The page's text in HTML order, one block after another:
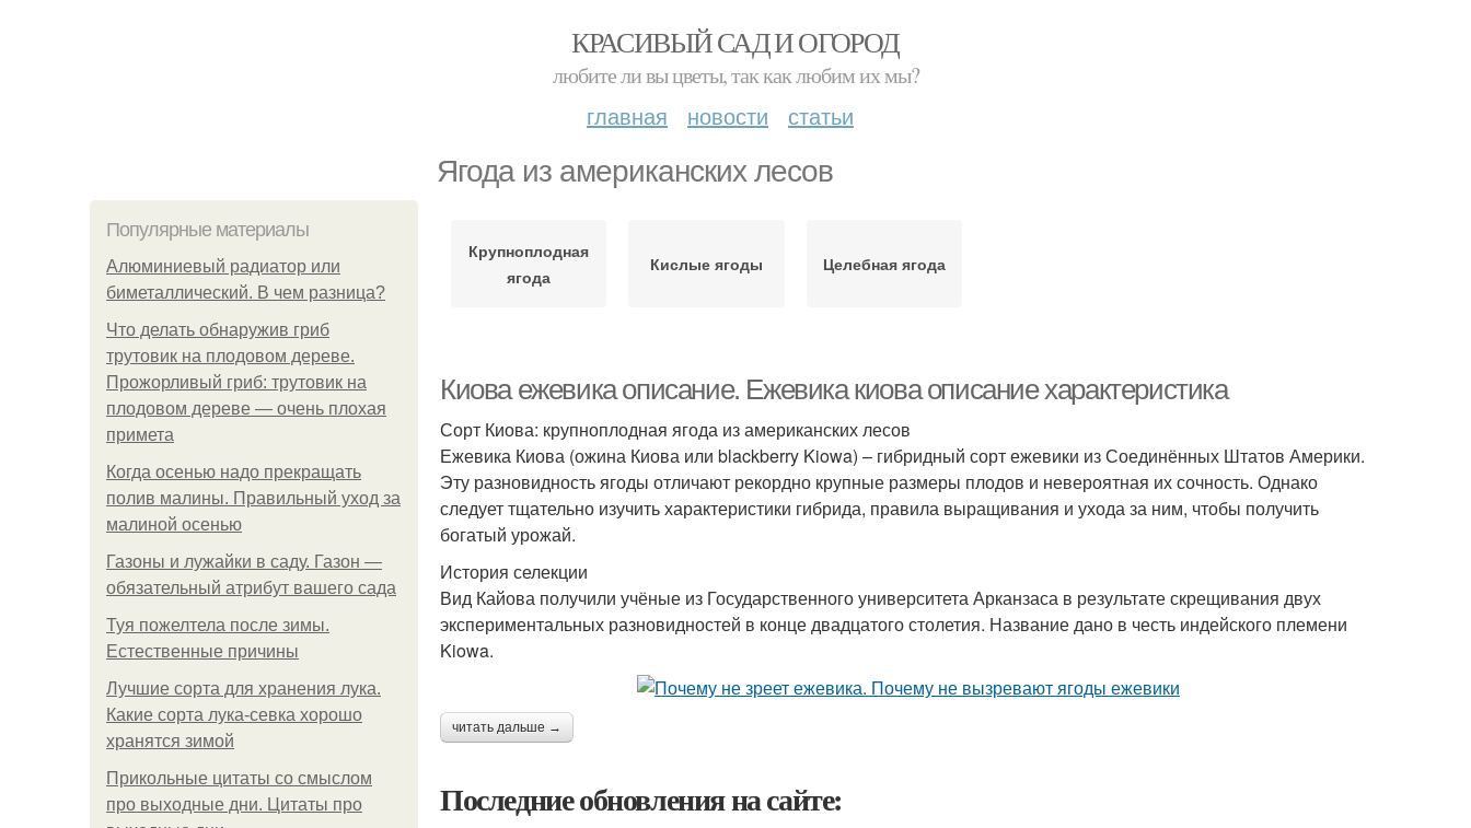
КРАСИВЫЙ САД И ОГОРОД
любите ли вы цветы, так как любим их мы?
главная новости статьи
Ягода из американских лесов
Популярные материалы
Алюминиевый радиатор или
биметаллический. В чем разница?
Что делать обнаружив гриб
трутовик на плодовом дереве.
Прожорливый гриб: трутовик на
плодовом дереве — очень плохая
примета
Когда осенью надо прекращать
полив малины. Правильный уход за
малиной осенью
Газоны и лужайки в саду. Газон —
обязательный атрибут вашего сада
Туя пожелтела после зимы.
Естественные причины
Лучшие сорта для хранения лука.
Какие сорта лука-севка хорошо
хранятся зимой
Прикольные цитаты со смыслом
про выходные дни. Цитаты про
Крупноплодная
ягода
Кислые ягоды Целебная ягода
Киова ежевика описание. Ежевика киова описание характеристика
Сорт Киова: крупноплодная ягода из американских лесов
Ежевика Киова (ожина Киова или blackberry Kiowa) – гибридный сорт ежевики из Соединённых Штатов Америки.
Эту разновидность ягоды отличают рекордно крупные размеры плодов и невероятная их сочность. Однако
следует тщательно изучить характеристики гибрида, правила выращивания и ухода за ним, чтобы получить
богатый урожай.
История селекции
Вид Кайова получили учёные из Государственного университета Арканзаса в результате скрещивания двух
экспериментальных разновидностей в конце двадцатого столетия. Название дано в честь индейского племени
Kiowa.
читать дальше →
Последние обновления на сайте: